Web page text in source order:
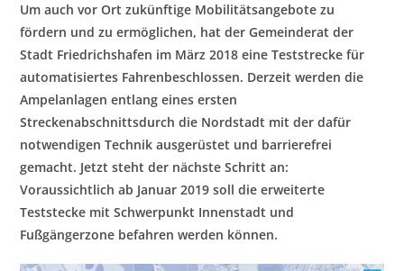
Um auch vor Ort zukünftige Mobilitätsangebote zu
fördern und zu ermöglichen, hat der Gemeinderat der
Stadt Friedrichshafen im März 2018 eine Teststrecke für
automatisiertes Fahrenbeschlossen. Derzeit werden die
Ampelanlagen entlang eines ersten
Streckenabschnittsdurch die Nordstadt mit der dafür
notwendigen Technik ausgerüstet und barrierefrei
gemacht. Jetzt steht der nächste Schritt an:
Voraussichtlich ab Januar 2019 soll die erweiterte
Teststecke mit Schwerpunkt Innenstadt und
Fußgängerzone befahren werden können.